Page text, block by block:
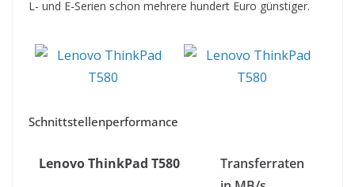
L- und E-Serien schon mehrere hundert Euro günstiger.
Schnittstellenperformance
Lenovo ThinkPad T580
Transferraten